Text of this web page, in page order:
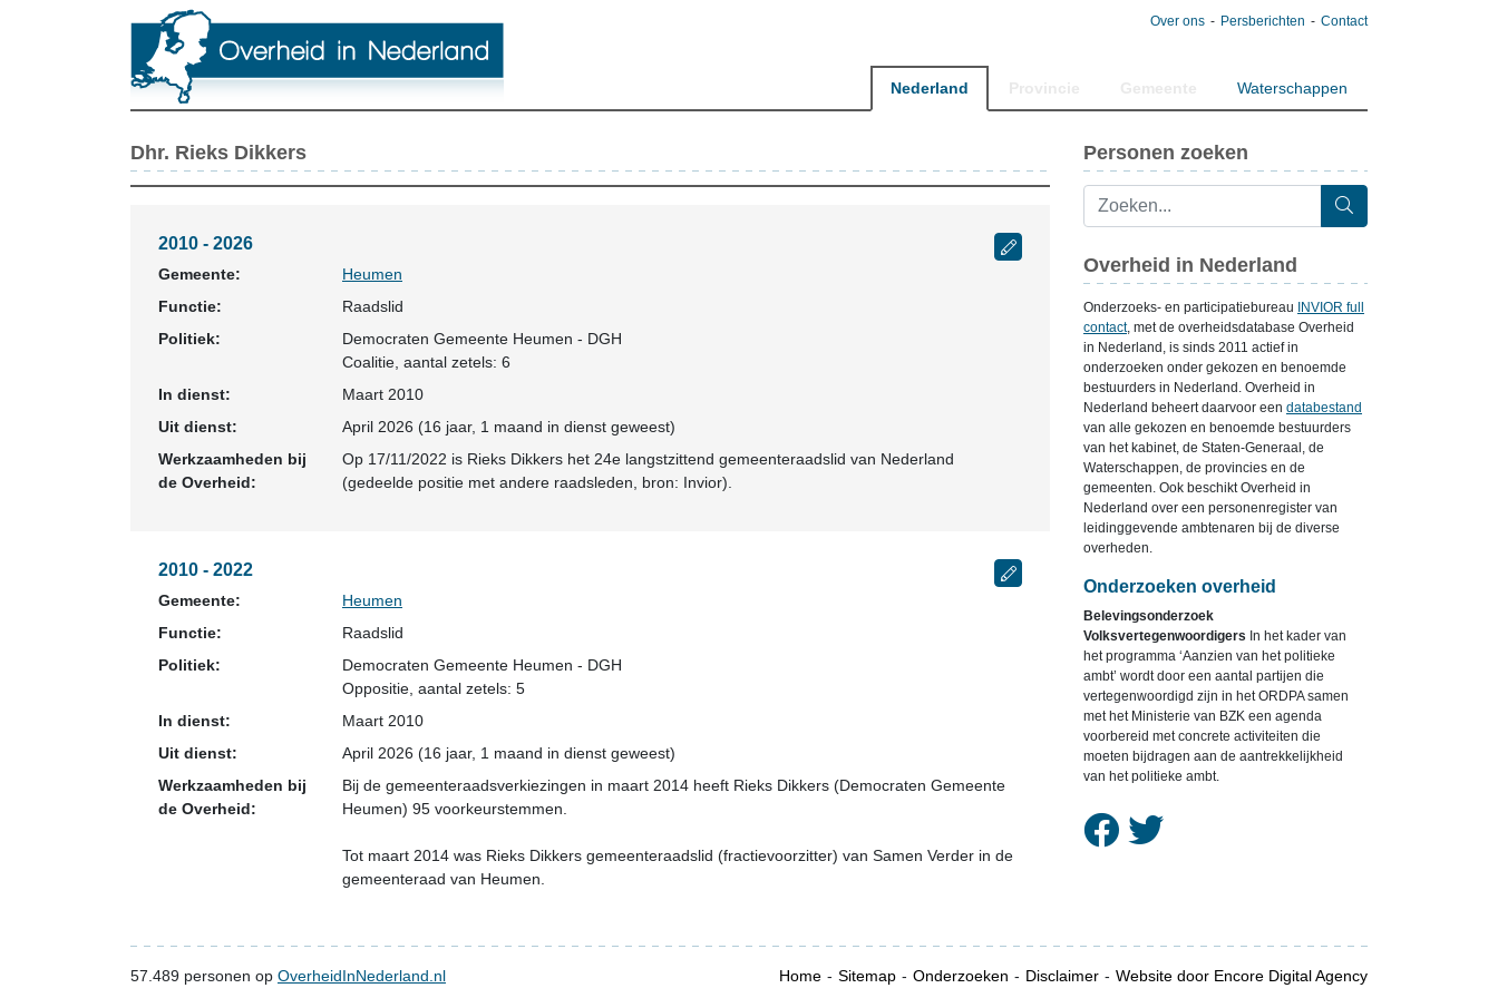
Over ons Persberichten Contact
Nederland Waterschappen
Dhr. Rieks Dikkers
2010 - 2026
Gemeente:
Heumen
Functie:
Raadslid
Politiek:
Democraten Gemeente Heumen - DGH
Coalitie , aantal zetels: 6
In dienst:
Maart 2010
Uit dienst:
April 2026 (16 jaar, 1 maand in dienst geweest)
Werkzaamheden bij
de Overheid:
Op 17/11/2022 is Rieks Dikkers het 24e langstzittend gemeenteraadslid van Nederland
(gedeelde positie met andere raadsleden, bron: Invior).
2010 - 2022
Gemeente:
Heumen
Functie:
Raadslid
Politiek:
Democraten Gemeente Heumen - DGH
Oppositie , aantal zetels: 5
In dienst:
Maart 2010
Uit dienst:
April 2026 (16 jaar, 1 maand in dienst geweest)
Werkzaamheden bij
de Overheid:
Bij de gemeenteraadsverkiezingen in maart 2014 heeft Rieks Dikkers (Democraten Gemeente
Heumen) 95 voorkeurstemmen.
Tot maart 2014 was Rieks Dikkers gemeenteraadslid (fractievoorzitter) van Samen Verder in de
gemeenteraad van Heumen.
Personen zoeken
Overheid in Nederland
Onderzoeks- en participatiebureau
INVIOR full
contact, met de overheidsdatabase Overheid
in Nederland, is sinds 2011 actief in
onderzoeken onder gekozen en benoemde
bestuurders in Nederland. Overheid in
Nederland beheert daarvoor een databestand
van alle gekozen en benoemde bestuurders
van het kabinet, de Staten-Generaal, de
Waterschappen, de provincies en de
gemeenten. Ook beschikt Overheid in
Nederland over een personenregister van
leidinggevende ambtenaren bij de diverse
overheden.
Onderzoeken overheid
Belevingsonderzoek
Volksvertegenwoordigers In het kader van
het programma ‘Aanzien van het politieke
ambt’ wordt door een aantal partijen die
vertegenwoordigd zijn in het ORDPA samen
met het Ministerie van BZK een agenda
voorbereid met concrete activiteiten die
moeten bijdragen aan de aantrekkelijkheid
van het politieke ambt.
57.489 personen op OverheidInNederland.nl Home Sitemap Onderzoeken Disclaimer Website door Encore Digital Agency